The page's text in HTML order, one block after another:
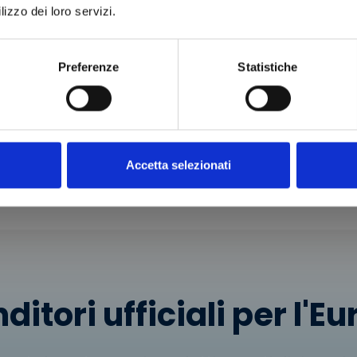
dei loro servizi.
Preferenze Statistiche
Accetta selezionati
2
ufficiali per